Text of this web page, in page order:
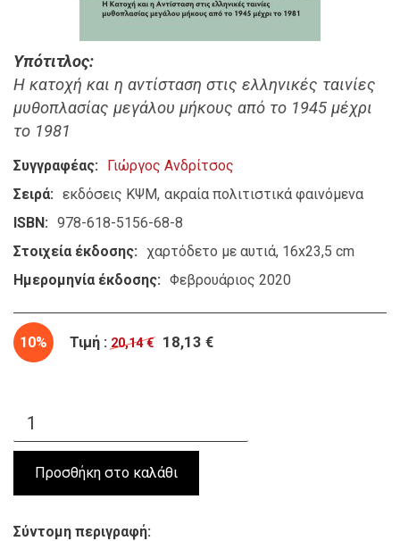
Υπότιτλος
Η κατοχή και η αντίσταση στις ελληνικές ταινίες
μυθοπλασίας μεγάλου μήκους από το 1945 μέχρι
το 1981
Συγγραφέας
Γιώργος Ανδρίτσος
Σειρά
εκδόσεις ΚΨΜ ακραία πολιτιστικά φαινόμενα
ISBN
978-618-5156-68-8
Στοιχεία έκδοσης
χαρτόδετο με αυτιά, 16x23,5 cm
Ημερομηνία έκδοσης
Φεβρουάριος 2020
10% Τιμή : 20,14 € 18,13 €
Σύντομη περιγραφή